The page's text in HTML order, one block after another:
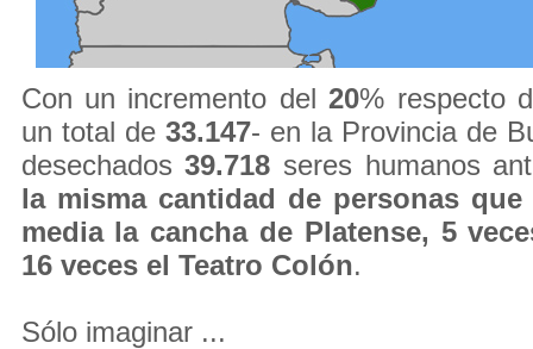
Con un incremento del20% respecto
un total de33.147- en la Provincia de
desechados 39.718 seres humanos
la misma cantidad de personas
media la cancha de Platense, 5
16 veces el Teatro Colón.
Sólo imaginar ...